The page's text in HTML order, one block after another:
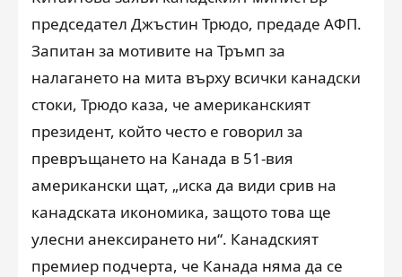
председател Джъстин Трюдо, предаде АФП.
Запитан за мотивите на Тръмп за
налагането на мита върху всички канадски
стоки, Трюдо каза, че американският
президент, който често е говорил за
превръщането на Канада в 51-вия
американски щат, „иска да види срив на
канадската икономика, защото това ще
улесни анексирането ни“. Канадският
премиер подчерта, че Канада няма да се